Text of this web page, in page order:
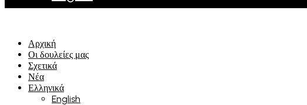
Αρχική
Οι δουλείες μας
Σχετικά
Νέα
Ελληνικά
English